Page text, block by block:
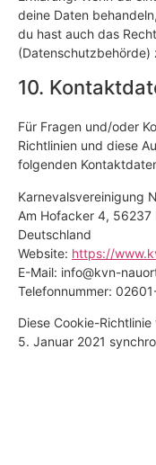
deine Daten
du hast auch das
(Datenschutzbehörde)
10.
Für Fragen und/oder
Richtlinien und diese
folgenden
Karnevalsvereinigung
Am Hofacker 4, 56237
Deutschland
Website: https://
E-Mail: info@kvn-
Telefonnummer:
Diese Cookie-
5. Januar 2021